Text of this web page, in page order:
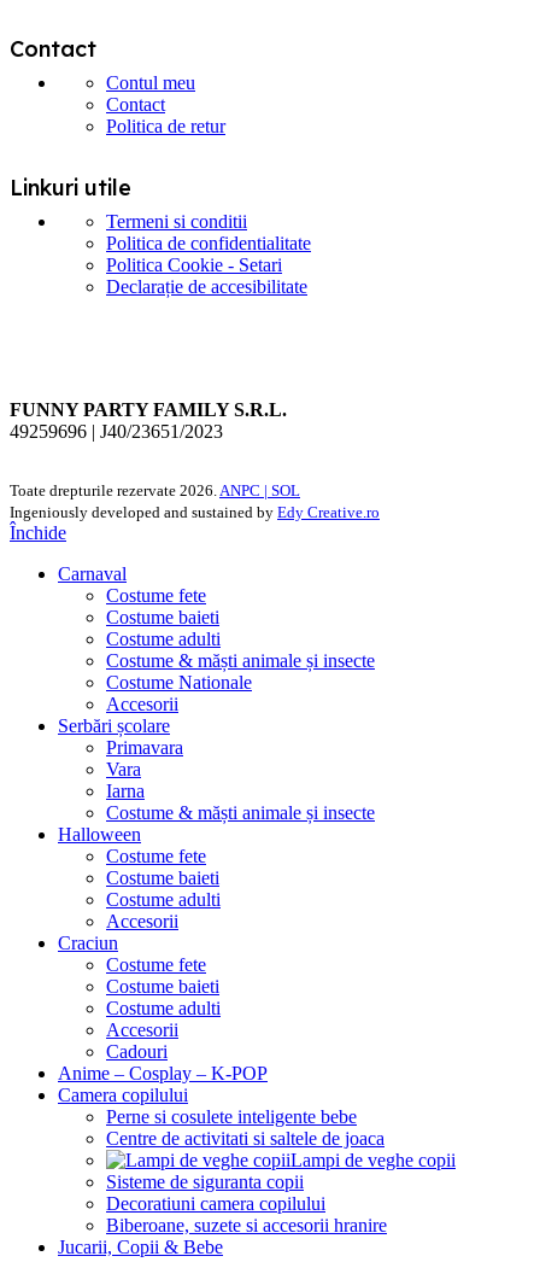
Contact
Contul meu
Contact
Politica de retur
Linkuri utile
Termeni si conditii
Politica de confidentialitate
Politica Cookie - Setari
Declarație de accesibilitate
FUNNY PARTY FAMILY S.R.L.
49259696 | J40/23651/2023
Toate drepturile rezervate 2026.ANPC | SOL
Ingeniously developed and sustained by Edy Creative.ro
Închide
Carnaval
Costume fete
Costume baieti
Costume adulti
Costume & măști animale și insecte
Costume Nationale
Accesorii
Serbări școlare
Primavara
Vara
Iarna
Costume & măști animale și insecte
Halloween
Costume fete
Costume baieti
Costume adulti
Accesorii
Craciun
Costume fete
Costume baieti
Costume adulti
Accesorii
Cadouri
Anime – Cosplay – K‑POP
Camera copilului
Perne si cosulete inteligente bebe
Centre de activitati si saltele de joaca
Lampi de veghe copii
Sisteme de siguranta copii
Decoratiuni camera copilului
Biberoane, suzete si accesorii hranire
Jucarii, Copii & Bebe